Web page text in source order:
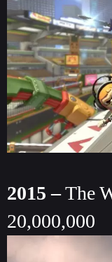
2015 –The
20,000,000